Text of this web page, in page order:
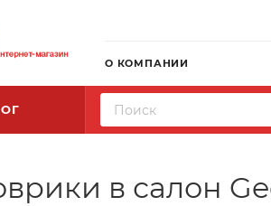
О КОМПАНИИ
в салон